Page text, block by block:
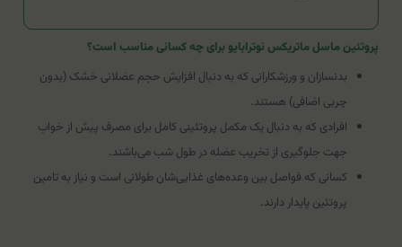
پروتئین ماسل ماتریکس نوترابایو برای چه کسانی مناسب است؟
بدنسازان و ورزشکارانی که به دنبال افزایش حجم عضلانی خشک (بدون
چربی اضافی) هستند.
افرادی که به دنبال یک مکمل پروتئینی کامل برای مصرف پیش از خواب
جهت جلوگیری از تخریب عضله در طول شب می‌باشند.
کسانی که فواصل بین وعده‌های غذایی‌شان طولانی است و نیاز به تامین
پروتئین پایدار دارند.